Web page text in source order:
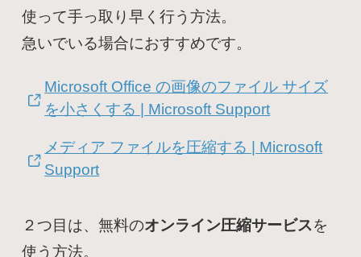
使って手っ取り早く行う方法。
急いでいる場合におすすめです。
Microsoft Office の画像のファイル サイズ
を小さくする | Microsoft Support
メディア ファイルを圧縮する | Microsoft
Support
２つ目は、無料のオンライン圧縮サービスを
使う方法。